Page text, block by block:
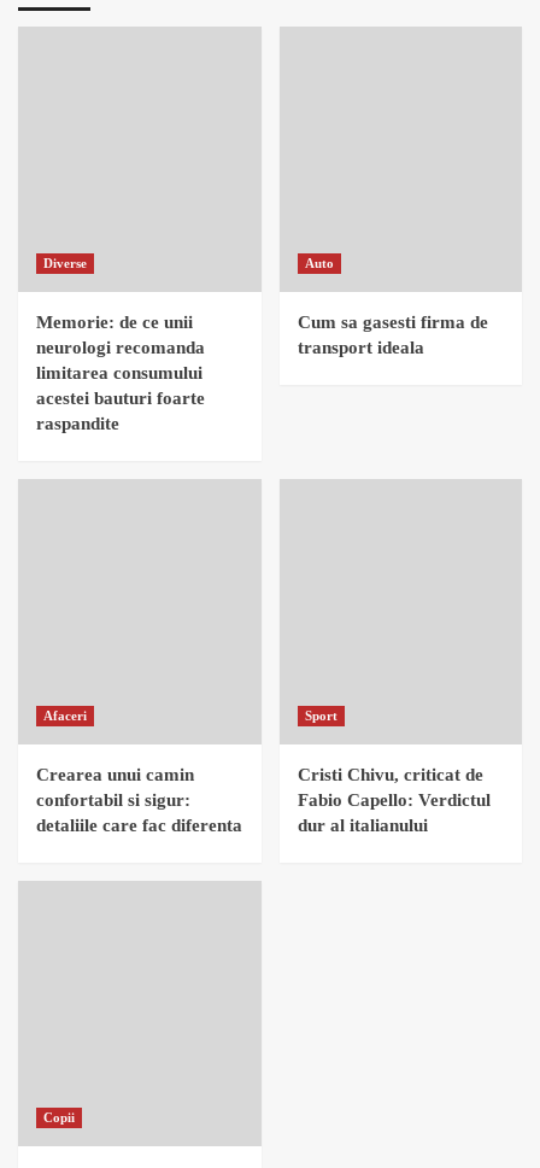
Diverse
Memorie: de ce unii
neurologi recomanda
limitarea consumului
acestei bauturi foarte
raspandite
Auto
Cum sa gasesti firma de
transport ideala
Afaceri
Crearea unui camin
confortabil si sigur:
detaliile care fac diferenta
Sport
Cristi Chivu, criticat de
Fabio Capello: Verdictul
dur al italianului
Copii